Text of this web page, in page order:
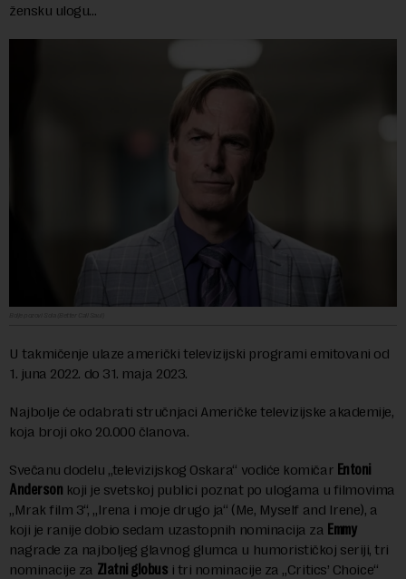
žensku ulogu…
U takmičenje ulaze američki televizijski programi emitovani od
1. juna 2022. do 31. maja 2023.
Najbolje će odabrati stručnjaci Američke televizijske akademije,
koja broji oko 20.000 članova.
Svečanu dodelu „televizijskog Oskara“ vodiće komičar Entoni
Anderson koji je svetskoj publici poznat po ulogama u filmovima
„Mrak film 3“, „Irena i moje drugo ja“ (Me, Myself and Irene), a
koji je ranije dobio sedam uzastopnih nominacija za Emmy
nagrade za najboljeg glavnog glumca u humorističkoj seriji, tri
nominacije za Zlatni globus i tri nominacije za „Critics’ Choice“